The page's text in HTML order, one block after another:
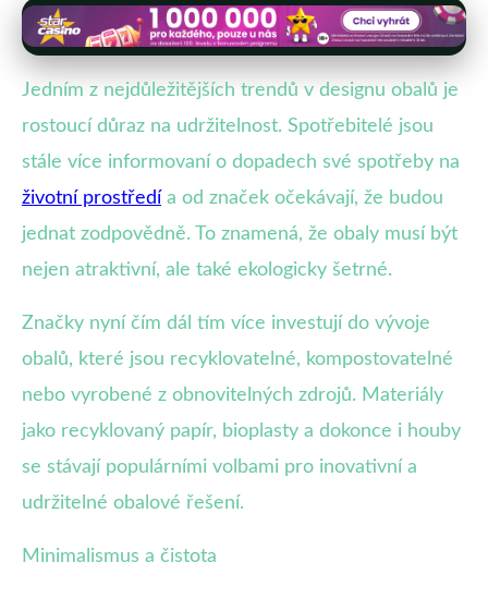
Jedním z nejdůležitějších trendů v designu obalů je
rostoucí důraz na udržitelnost. Spotřebitelé jsou
stále více informovaní o dopadech své spotřeby na
životní prostředí a od značek očekávají, že budou
jednat zodpovědně. To znamená, že obaly musí být
nejen atraktivní, ale také ekologicky šetrné.
Značky nyní čím dál tím více investují do vývoje
obalů, které jsou recyklovatelné, kompostovatelné
nebo vyrobené z obnovitelných zdrojů. Materiály
jako recyklovaný papír, bioplasty a dokonce i houby
se stávají populárními volbami pro inovativní a
udržitelné obalové řešení.
Minimalismus a čistota